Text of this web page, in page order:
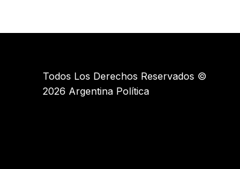
Todos Los Derechos Reservados ©
2026 Argentina Política